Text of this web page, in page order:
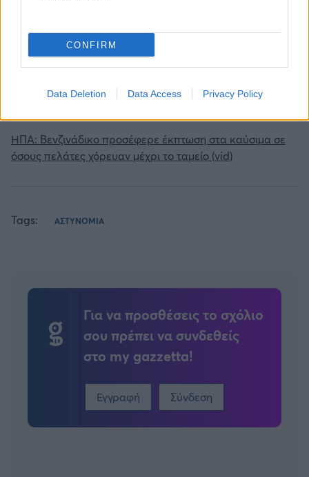
CONFIRM
Data Deletion Data Access Privacy Policy
Γιατί κάποιοι βάφουν λευκές γραμμές στα τζάμια του
σπιτιού τους - Ο «κανόνας των 5 εκατοστών»
Το κόλπο για να παγώσετε ένα κουτάκι το καλοκαίρι σε
ΗΠΑ: Βενζινάδικο προσέφερε έκπτωση στα καύσιμα σε
όσους πελάτες χόρευαν μέχρι το ταμείο (vid)
Tags: ΑΣΤΥΝΟΜΙΑ
Για να προσθέσεις το σχόλιο
σου πρέπει να συνδεθείς
στο my gazzetta!
Εγγραφή Σύνδεση